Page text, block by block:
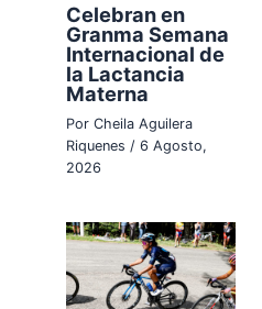
Celebran en
Granma Semana
Internacional de
la Lactancia
Materna
PorCheila Aguilera
Riquenes /6 Agosto,
2026